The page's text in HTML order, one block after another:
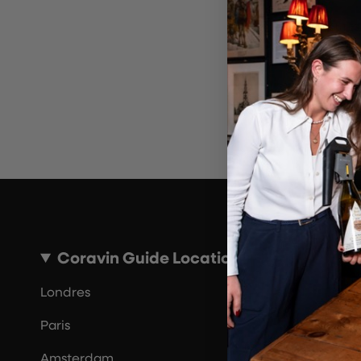
~10 MINUTES
Coravin Guide Locations
Londres
Paris
Amsterdam